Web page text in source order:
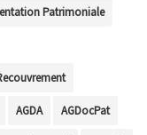
Patrimoniale
AGDA AGDocPat